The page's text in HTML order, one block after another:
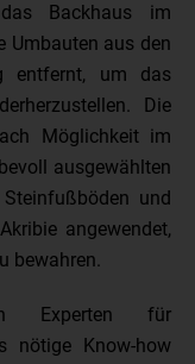
Backhaus im
Umbauten aus den
entfernt, um das
Die
Möglichkeit im
ausgewählten
und
angewendet,
bewahren.
Experten für
nötige Know-how